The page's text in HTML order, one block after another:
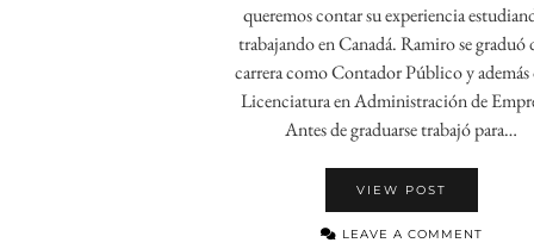
queremos contar su experiencia
trabajando en Canadá. Ramiro se graduó
carrera como Contador Público y además
Licenciatura en Administración de
Antes de graduarse trabajó para…
VIEW POST
LEAVE A COMMENT